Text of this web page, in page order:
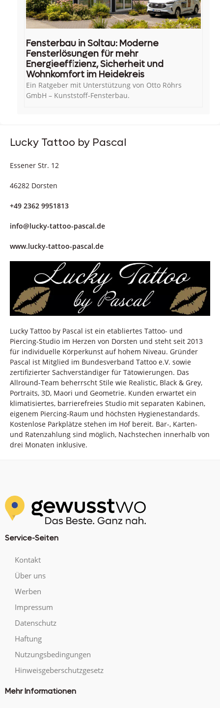
Fensterbau in Soltau: Moderne
Fensterlösungen für mehr
Energieeffizienz, Sicherheit und
Wohnkomfort im Heidekreis
Ein Ratgeber mit Unterstützung von Otto Röhrs
GmbH – Kunststoff-Fensterbau.
Lucky Tattoo by Pascal
Essener Str. 12
46282 Dorsten
+49 2362 9951813
info@lucky-tattoo-pascal.de
www.lucky-tattoo-pascal.de
Lucky Tattoo by Pascal ist ein etabliertes Tattoo- und
Piercing-Studio im Herzen von Dorsten und steht seit 2013
für individuelle Körperkunst auf hohem Niveau. Gründer
Pascal ist Mitglied im Bundesverband Tattoo e.V. sowie
zertifizierter Sachverständiger für Tätowierungen. Das
Allround-Team beherrscht Stile wie Realistic, Black & Grey,
Portraits, 3D, Maori und Geometrie. Kunden erwartet ein
klimatisiertes, barrierefreies Studio mit separaten Kabinen,
eigenem Piercing-Raum und höchsten Hygienestandards.
Kostenlose Parkplätze stehen im Hof bereit. Bar-, Karten-
und Ratenzahlung sind möglich, Nachstechen innerhalb von
drei Monaten inklusive.
Service-Seiten
Kontakt
Über uns
Werben
Impressum
Datenschutz
Haftung
Nutzungsbedingungen
Hinweisgeberschutzgesetz
Mehr Informationen